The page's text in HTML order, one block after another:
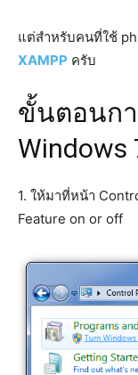
แต่สำหรับคนที่ใช้
XAMPP ครับ
ขั้นตอนกา
Windows
1. ให้มาที่หน้า
Feature on or off